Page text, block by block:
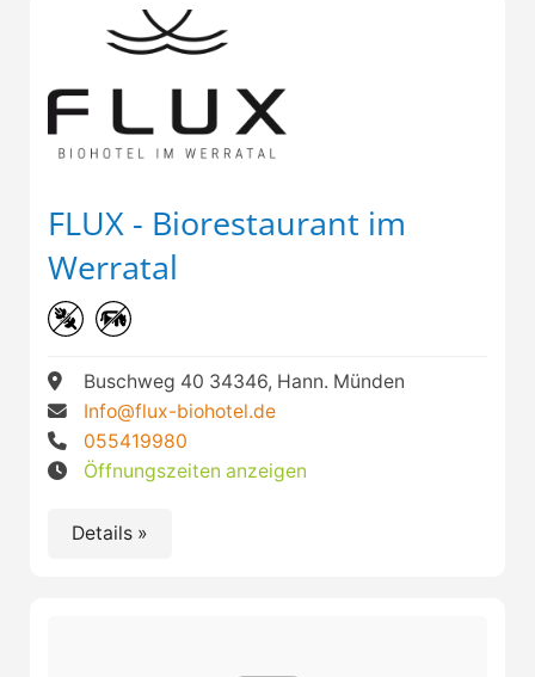
FLUX - Biorestaurant im
Werratal
Buschweg 40 34346, Hann. Münden
Info@flux-biohotel.de
055419980
Öffnungszeiten anzeigen
Details »